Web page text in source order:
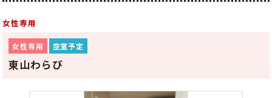
女性専用
女性専用 空室予定
東山わらび